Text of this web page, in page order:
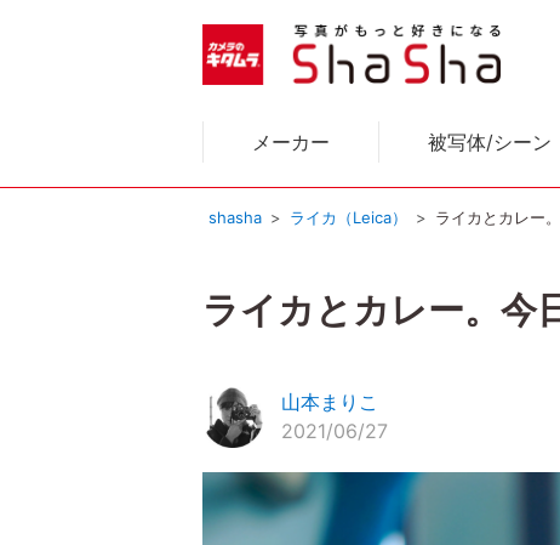
メーカー 被写体/シーン
shasha ライカ（Leica） ライカとカレー
ライカとカレー。今
山本まりこ
2021/06/27